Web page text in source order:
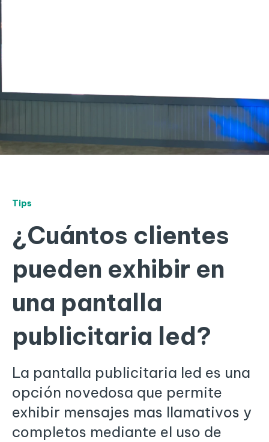
Tips
¿Cuántos clientes
pueden exhibir en
una pantalla
publicitaria led?
La pantalla publicitaria led es una
opción novedosa que permite
exhibir mensajes mas llamativos y
completos mediante el uso de